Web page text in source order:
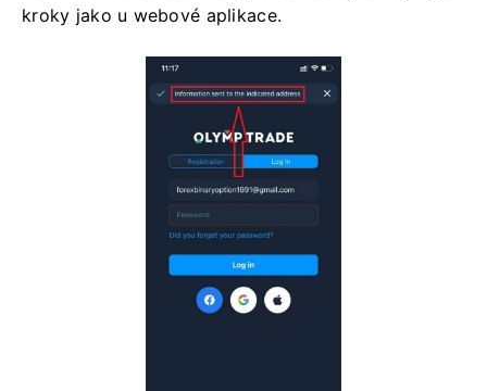
kroky jako u webové aplikace.